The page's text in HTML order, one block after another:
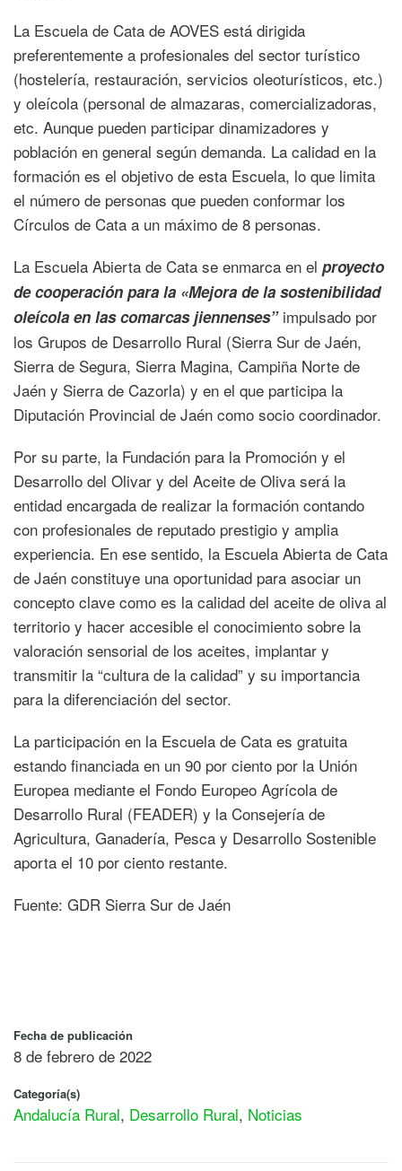
La Escuela de Cata de AOVES está dirigida
preferentemente a profesionales del sector turístico
(hostelería, restauración, servicios oleoturísticos, etc.)
y oleícola (personal de almazaras, comercializadoras,
etc. Aunque pueden participar dinamizadores y
población en general según demanda. La calidad en la
formación es el objetivo de esta Escuela, lo que limita
el número de personas que pueden conformar los
Círculos de Cata a un máximo de 8 personas.
La Escuela Abierta de Cata se enmarca en el proyecto
de cooperación para la «Mejora de la sostenibilidad
oleícola en las comarcas jiennenses” impulsado por
los Grupos de Desarrollo Rural (Sierra Sur de Jaén,
Sierra de Segura, Sierra Magina, Campiña Norte de
Jaén y Sierra de Cazorla) y en el que participa la
Diputación Provincial de Jaén como socio coordinador.
Por su parte, la Fundación para la Promoción y el
Desarrollo del Olivar y del Aceite de Oliva será la
entidad encargada de realizar la formación contando
con profesionales de reputado prestigio y amplia
experiencia. En ese sentido, la Escuela Abierta de Cata
de Jaén constituye una oportunidad para asociar un
concepto clave como es la calidad del aceite de oliva al
territorio y hacer accesible el conocimiento sobre la
valoración sensorial de los aceites, implantar y
transmitir la “cultura de la calidad” y su importancia
para la diferenciación del sector.
La participación en la Escuela de Cata es gratuita
estando financiada en un 90 por ciento por la Unión
Europea mediante el Fondo Europeo Agrícola de
Desarrollo Rural (FEADER) y la Consejería de
Agricultura, Ganadería, Pesca y Desarrollo Sostenible
aporta el 10 por ciento restante.
Fuente: GDR Sierra Sur de Jaén
Fecha de publicación
8 de febrero de 2022
Categoría(s)
Andalucía Rural, Desarrollo Rural, Noticias